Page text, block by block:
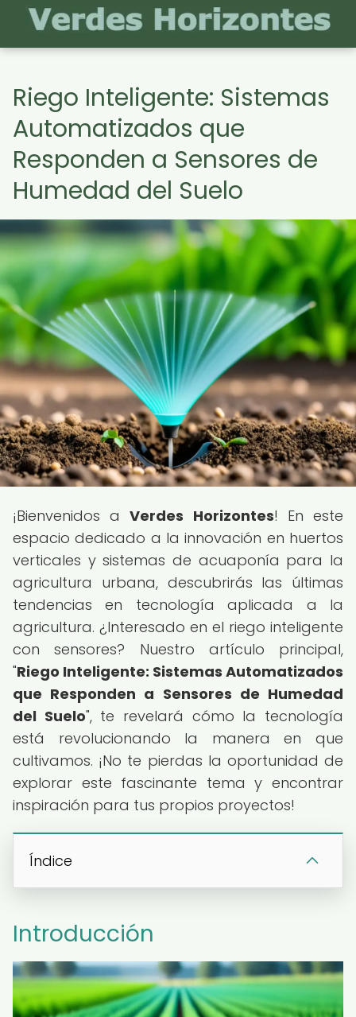
Riego Inteligente: Sistemas
Automatizados que
Responden a Sensores de
Humedad del Suelo
¡Bienvenidos aVerdes Horizontes! En este
espacio dedicado a la innovación en huertos
verticales y sistemas de acuaponía para la
agricultura urbana, descubrirás las últimas
tendencias en tecnología aplicada a la
agricultura. ¿Interesado en el riego inteligente
con sensores? Nuestro artículo principal,
"Riego Inteligente: Sistemas Automatizados
que Responden a Sensores de Humedad
del Suelo", te revelará cómo la tecnología
está revolucionando la manera en que
cultivamos. ¡No te pierdas la oportunidad de
explorar este fascinante tema y encontrar
inspiración para tus propios proyectos!
Índice
Introducción